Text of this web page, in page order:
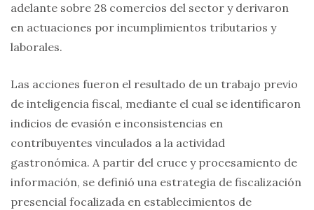
adelante sobre 28 comercios del sector y derivaron
en actuaciones por incumplimientos tributarios y
laborales.
Las acciones fueron el resultado de un trabajo previo
de inteligencia fiscal, mediante el cual se identificaron
indicios de evasión e inconsistencias en
contribuyentes vinculados a la actividad
gastronómica. A partir del cruce y procesamiento de
información, se definió una estrategia de fiscalización
presencial focalizada en establecimientos de